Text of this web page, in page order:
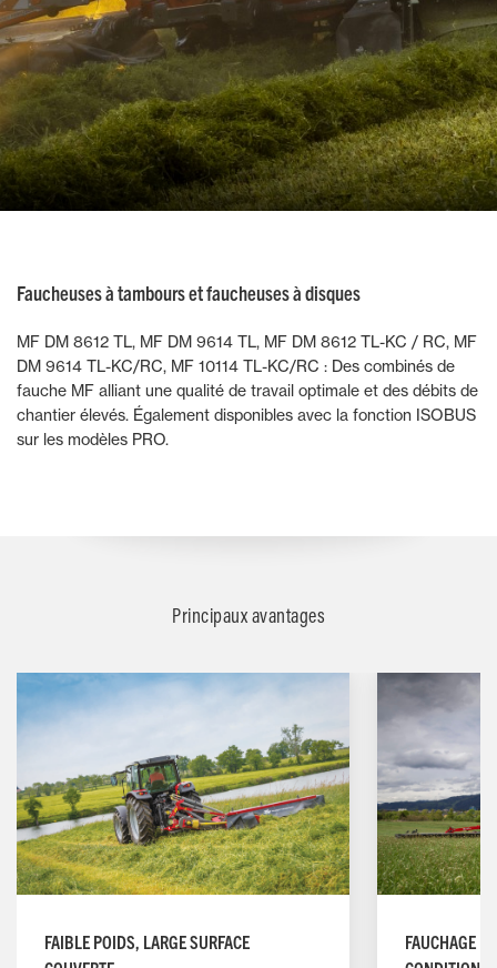
Faucheuses à tambours et faucheuses à disques
MF DM 8612 TL, MF DM 9614 TL, MF DM 8612 TL-KC / RC, MF
DM 9614 TL-KC/RC, MF 10114 TL-KC/RC : Des combinés de
fauche MF alliant une qualité de travail optimale et des débits de
chantier élevés. Également disponibles avec la fonction ISOBUS
sur les modèles PRO.
Principaux avantages
FAIBLE POIDS, LARGE SURFACE
FAUCHAGE